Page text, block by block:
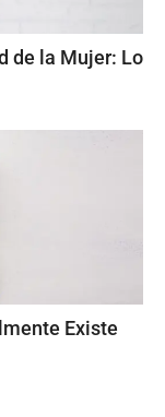
de la Mujer: Lo
Existe